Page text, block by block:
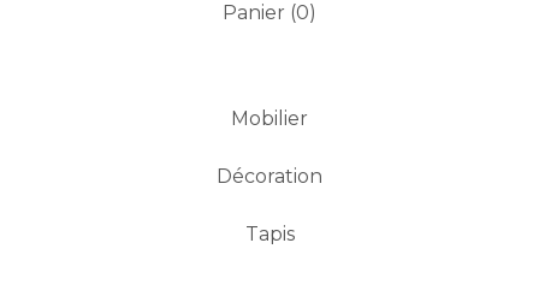
Panier (0)
Mobilier
Décoration
Tapis